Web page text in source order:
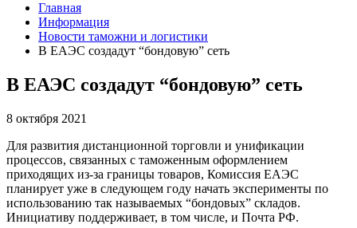
Главная
Информация
Новости таможни и логистики
В ЕАЭС создадут “бондовую” сеть
В ЕАЭС создадут “бондовую” сеть
8 октября 2021
Для развития дистанционной торговли и унификации
процессов, связанных с таможенным оформлением
приходящих из-за границы товаров, Комиссия ЕАЭС
планирует уже в следующем году начать эксперименты по
использованию так называемых “бондовых” складов.
Инициативу поддерживает, в том числе, и Почта РФ.